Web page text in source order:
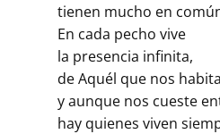
tienen mucho en
En cada pecho vive
la presencia infinita,
de Aquél que nos
y aunque nos cueste
hay quienes viven